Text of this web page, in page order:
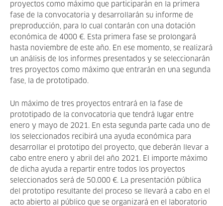
proyectos como máximo que participarán en la primera
fase de la convocatoria y desarrollarán su informe de
preproducción, para lo cual contarán con una dotación
económica de 4000 €. Esta primera fase se prolongará
hasta noviembre de este año. En ese momento, se realizará
un análisis de los informes presentados y se seleccionarán
tres proyectos como máximo que entrarán en una segunda
fase, la de prototipado.
Un máximo de tres proyectos entrará en la fase de
prototipado de la convocatoria que tendrá lugar entre
enero y mayo de 2021. En esta segunda parte cada uno de
los seleccionados recibirá una ayuda económica para
desarrollar el prototipo del proyecto, que deberán llevar a
cabo entre enero y abril del año 2021. El importe máximo
de dicha ayuda a repartir entre todos los proyectos
seleccionados será de 50.000 €. La presentación pública
del prototipo resultante del proceso se llevará a cabo en el
acto abierto al público que se organizará en el laboratorio